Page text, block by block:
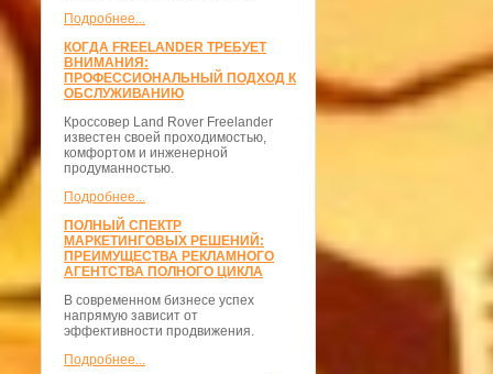
Подробнее...
КОГДА FREELANDER ТРЕБУЕТ
ВНИМАНИЯ:
ПРОФЕССИОНАЛЬНЫЙ ПОДХОД К
ОБСЛУЖИВАНИЮ
Кроссовер Land Rover Freelander
известен своей проходимостью,
комфортом и инженерной
продуманностью.
Подробнее...
ПОЛНЫЙ СПЕКТР
МАРКЕТИНГОВЫХ РЕШЕНИЙ:
ПРЕИМУЩЕСТВА РЕКЛАМНОГО
АГЕНТСТВА ПОЛНОГО ЦИКЛА
В современном бизнесе успех
напрямую зависит от
эффективности продвижения.
Подробнее...